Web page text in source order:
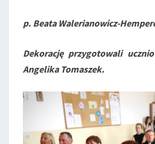
p. Beata Walerianowicz-
Dekorację przygotowali
Angelika Tomaszek.